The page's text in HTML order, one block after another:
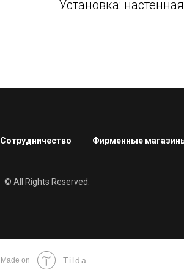
Установка: настенная
Сотрудничество Фирменные
© All Rights Reserved.
Made on Tilda